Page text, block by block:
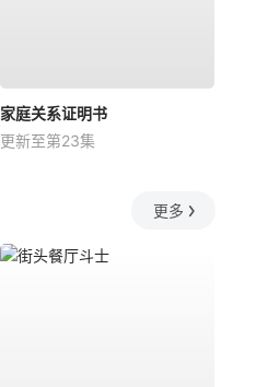
家庭关系证明书
更新至第23集
更多